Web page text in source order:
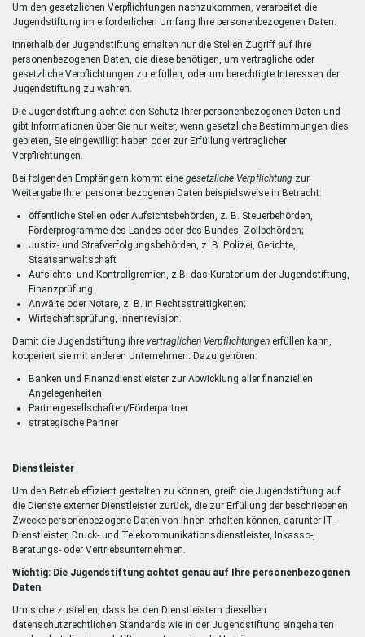
Um den gesetzlichen Verpflichtungen nachzukommen, verarbeitet die
Jugendstiftung im erforderlichen Umfang Ihre personenbezogenen Daten.
Innerhalb der Jugendstiftung erhalten nur die Stellen Zugriff auf Ihre
personenbezogenen Daten, die diese benötigen, um vertragliche oder
gesetzliche Verpflichtungen zu erfüllen, oder um berechtigte Interessen der
Jugendstiftung zu wahren.
Die Jugendstiftung achtet den Schutz Ihrer personenbezogenen Daten und
gibt Informationen über Sie nur weiter, wenn gesetzliche Bestimmungen dies
gebieten, Sie eingewilligt haben oder zur Erfüllung vertraglicher
Verpflichtungen.
Bei folgenden Empfängern kommt eine gesetzliche Verpflichtung zur
Weitergabe Ihrer personenbezogenen Daten beispielsweise in Betracht:
öffentliche Stellen oder Aufsichtsbehörden, z. B. Steuerbehörden,
Förderprogramme des Landes oder des Bundes, Zollbehörden;
Justiz- und Strafverfolgungsbehörden, z. B. Polizei, Gerichte,
Staatsanwaltschaft
Aufsichts- und Kontrollgremien, z.B. das Kuratorium der Jugendstiftung,
Finanzprüfung
Anwälte oder Notare, z. B. in Rechtsstreitigkeiten;
Wirtschaftsprüfung, Innenrevision.
Damit die Jugendstiftung ihre vertraglichen Verpflichtungen erfüllen kann,
kooperiert sie mit anderen Unternehmen. Dazu gehören:
Banken und Finanzdienstleister zur Abwicklung aller finanziellen
Angelegenheiten.
Partnergesellschaften/Förderpartner
strategische Partner
Dienstleister
Um den Betrieb effizient gestalten zu können, greift die Jugendstiftung auf
die Dienste externer Dienstleister zurück, die zur Erfüllung der beschriebenen
Zwecke personenbezogene Daten von Ihnen erhalten können, darunter IT-
Dienstleister, Druck- und Telekommunikationsdienstleister, Inkasso-,
Beratungs- oder Vertriebsunternehmen.
Wichtig: Die Jugendstiftung achtet genau auf Ihre personenbezogenen
Daten
Um sicherzustellen, dass bei den Dienstleistern dieselben
datenschutzrechtlichen Standards wie in der Jugendstiftung eingehalten